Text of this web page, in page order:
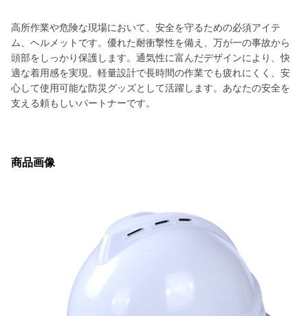
高所作業や危険な現場において、安全を守るための必須アイテ
ム、ヘルメットです。優れた耐衝撃性を備え、万が一の事故から
頭部をしっかり保護します。通気性に富んだデザインにより、快
適な着用感を実現。軽量設計で長時間の作業でも疲れにくく、安
心して使用可能な防災グッズとして活躍します。あなたの安全を
支える頼もしいパートナーです。
商品画像